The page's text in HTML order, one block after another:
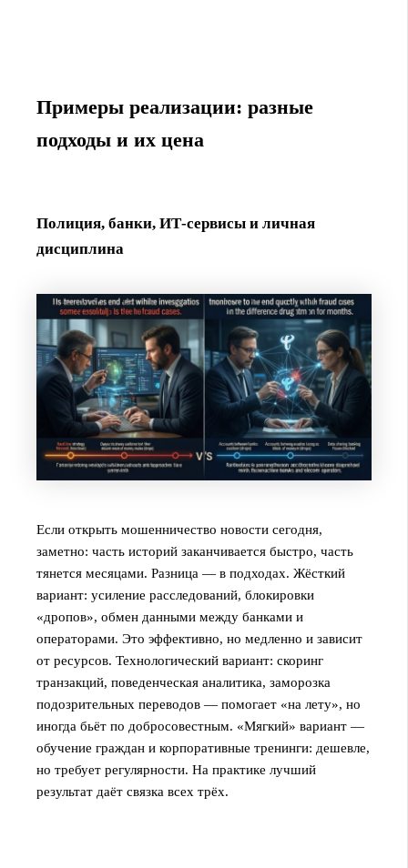
Примеры реализации: разные
подходы и их цена
Полиция, банки, ИТ-сервисы и личная
дисциплина
Если открыть мошенничество новости сегодня,
заметно: часть историй заканчивается быстро, часть
тянется месяцами. Разница — в подходах. Жёсткий
вариант: усиление расследований, блокировки
«дропов», обмен данными между банками и
операторами. Это эффективно, но медленно и зависит
от ресурсов. Технологический вариант: скоринг
транзакций, поведенческая аналитика, заморозка
подозрительных переводов — помогает «на лету», но
иногда бьёт по добросовестным. «Мягкий» вариант —
обучение граждан и корпоративные тренинги: дешевле,
но требует регулярности. На практике лучший
результат даёт связка всех трёх.